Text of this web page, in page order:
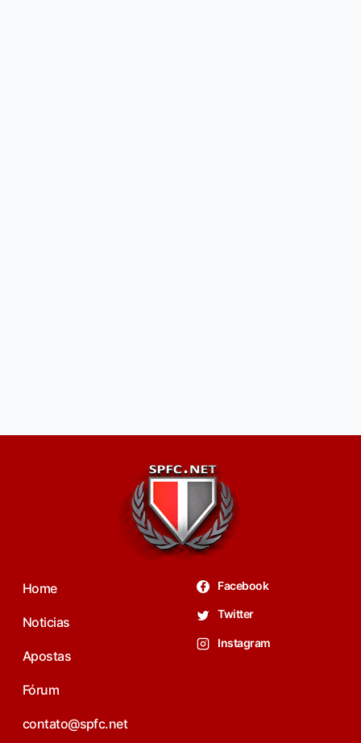
Home
Noticias
Apostas
Fórum
contato@spfc.net
Facebook
Twitter
Instagram